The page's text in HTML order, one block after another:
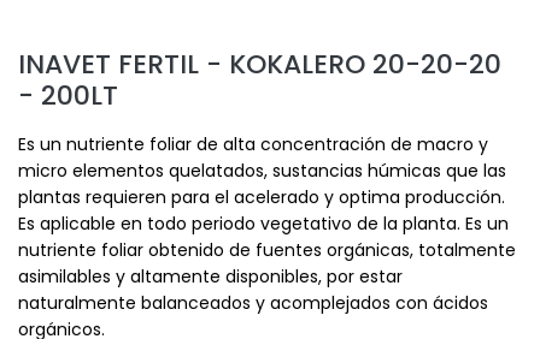
INAVET FERTIL - KOKALERO 20-20-20
- 200LT
Es un nutriente foliar de alta concentración de macro y
micro elementos quelatados, sustancias húmicas que las
plantas requieren para el acelerado y optima producción.
Es aplicable en todo periodo vegetativo de la planta. Es un
nutriente foliar obtenido de fuentes orgánicas, totalmente
asimilables y altamente disponibles, por estar
naturalmente balanceados y acomplejados con ácidos
orgánicos.